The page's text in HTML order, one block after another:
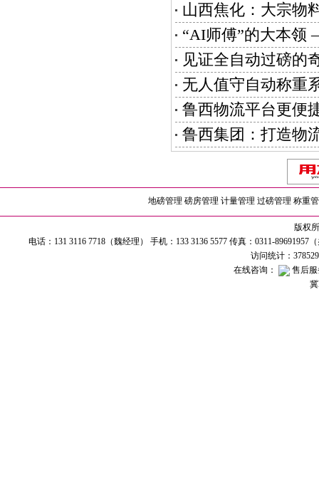
山西焦化：大宗物
“AI师傅”的大本
见证全自动过磅的
无人值守自动称重
鲁西物流平台更便
鲁西集团：打造物
地磅管理 磅房管理 计量管理 过磅管理 称重
版权
电话：131 3116 7718（魏经理） 手机：133 3136 5577 传真：0311-
访问统计：
在线咨询：
售后